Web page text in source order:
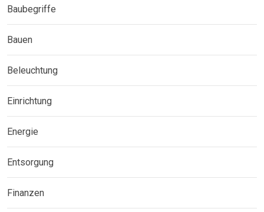
Baubegriffe
Bauen
Beleuchtung
Einrichtung
Energie
Entsorgung
Finanzen